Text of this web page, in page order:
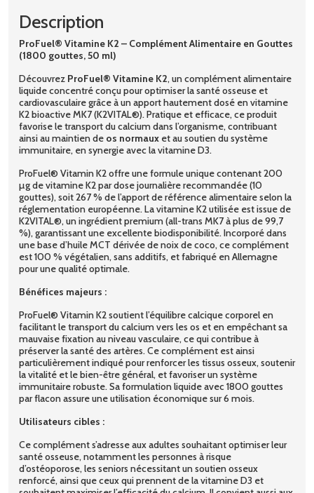
Description
ProFuel® Vitamine K2 – Complément Alimentaire en Gouttes
(1800 gouttes, 50 ml)
Découvrez ProFuel® Vitamine K2, un complément alimentaire
liquide concentré conçu pour optimiser la santé osseuse et
cardiovasculaire grâce à un apport hautement dosé en vitamine
K2 bioactive MK7 (K2VITAL®). Pratique et efficace, ce produit
favorise le transport du calcium dans l’organisme, contribuant
ainsi au maintien de os normaux et au soutien du système
immunitaire, en synergie avec la vitamine D3.
ProFuel® Vitamin K2 offre une formule unique contenant 200
µg de vitamine K2 par dose journalière recommandée (10
gouttes), soit 267 % de l’apport de référence alimentaire selon la
réglementation européenne. La vitamine K2 utilisée est issue de
K2VITAL®, un ingrédient premium (all-trans MK7 à plus de 99,7
%), garantissant une excellente biodisponibilité. Incorporé dans
une base d’huile MCT dérivée de noix de coco, ce complément
est 100 % végétalien, sans additifs, et fabriqué en Allemagne
pour une qualité optimale.
Bénéfices majeurs :
ProFuel® Vitamin K2 soutient l’équilibre calcique corporel en
facilitant le transport du calcium vers les os et en empêchant sa
mauvaise fixation au niveau vasculaire, ce qui contribue à
préserver la santé des artères. Ce complément est ainsi
particulièrement indiqué pour renforcer les tissus osseux, soutenir
la vitalité et le bien-être général, et favoriser un système
immunitaire robuste. Sa formulation liquide avec 1800 gouttes
par flacon assure une utilisation économique sur 6 mois.
Utilisateurs cibles :
Ce complément s’adresse aux adultes souhaitant optimiser leur
santé osseuse, notamment les personnes à risque
d’ostéoporose, les seniors nécessitant un soutien osseux
renforcé, ainsi que ceux qui prennent de la vitamine D3 et